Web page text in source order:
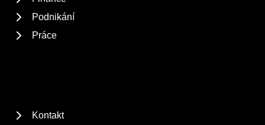
Podnikání
Práce
Kontakt